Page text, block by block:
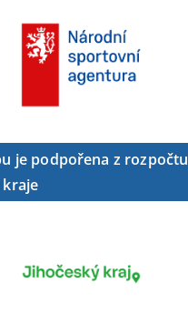
je podpořena z rozpočtu
kraje